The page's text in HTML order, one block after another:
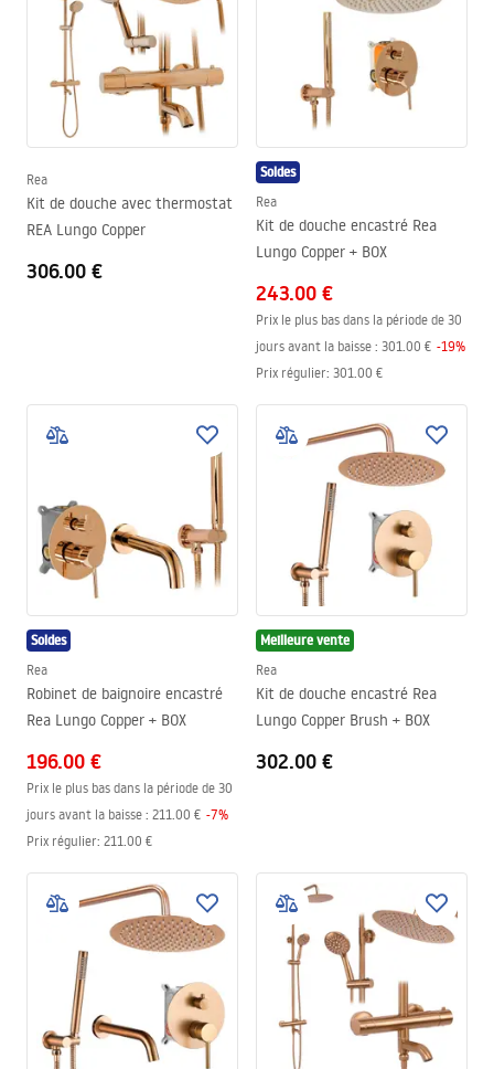
Rea
Kit de douche avec thermostat
REA Lungo Copper
306.00 €
Soldes
Rea
Kit de douche encastré Rea
Lungo Copper + BOX
243.00 €
Prix le plus bas dans la période de 30
jours avant la baisse : 301.00 € -19%
Prix régulier: 301.00 €
Soldes
Rea
Robinet de baignoire encastré
Rea Lungo Copper + BOX
196.00 €
Prix le plus bas dans la période de 30
jours avant la baisse : 211.00 € -7%
Prix régulier: 211.00 €
Meilleure vente
Rea
Kit de douche encastré Rea
Lungo Copper Brush + BOX
302.00 €